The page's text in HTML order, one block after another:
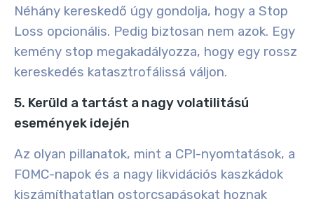
Néhány kereskedő úgy gondolja, hogy a Stop
Loss opcionális. Pedig biztosan nem azok. Egy
kemény stop megakadályozza, hogy egy rossz
kereskedés katasztrofálissá váljon.
5. Kerüld a tartást a nagy volatilitású
események idején
Az olyan pillanatok, mint a CPI-nyomtatások, a
FOMC-napok és a nagy likvidációs kaszkádok
kiszámíthatatlan ostorcsapásokat hoznak